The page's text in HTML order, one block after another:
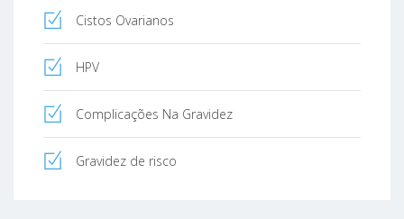
Cistos Ovarianos
HPV
Complicações Na Gravidez
Gravidez de risco